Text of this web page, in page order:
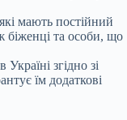
мають постійний
біженці та особи, що
згідно зі
їм додаткові